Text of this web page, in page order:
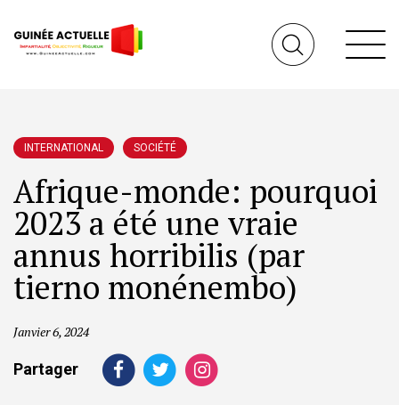
INTERNATIONAL SOCIÉTÉ
Afrique-monde: pourquoi
2023 a été une vraie
annus horribilis (par
tierno monénembo)
Janvier 6, 2024
Partager